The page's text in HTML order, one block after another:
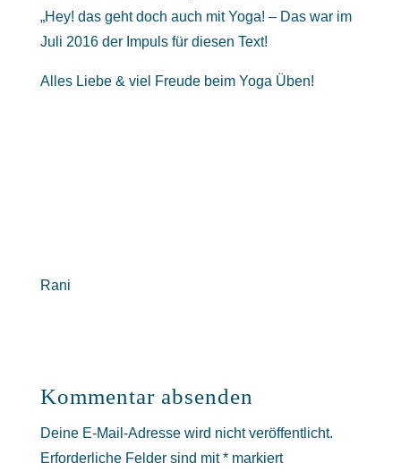
„Hey! das geht doch auch mit Yoga! – Das war im
Juli 2016 der Impuls für diesen Text!
Alles Liebe & viel Freude beim Yoga Üben!
Rani
Kommentar absenden
Deine E-Mail-Adresse wird nicht veröffentlicht.
Erforderliche Felder sind mit*markiert